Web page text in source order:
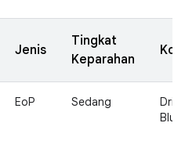
Jenis
Tingkat
Keparahan
EoP Sedang